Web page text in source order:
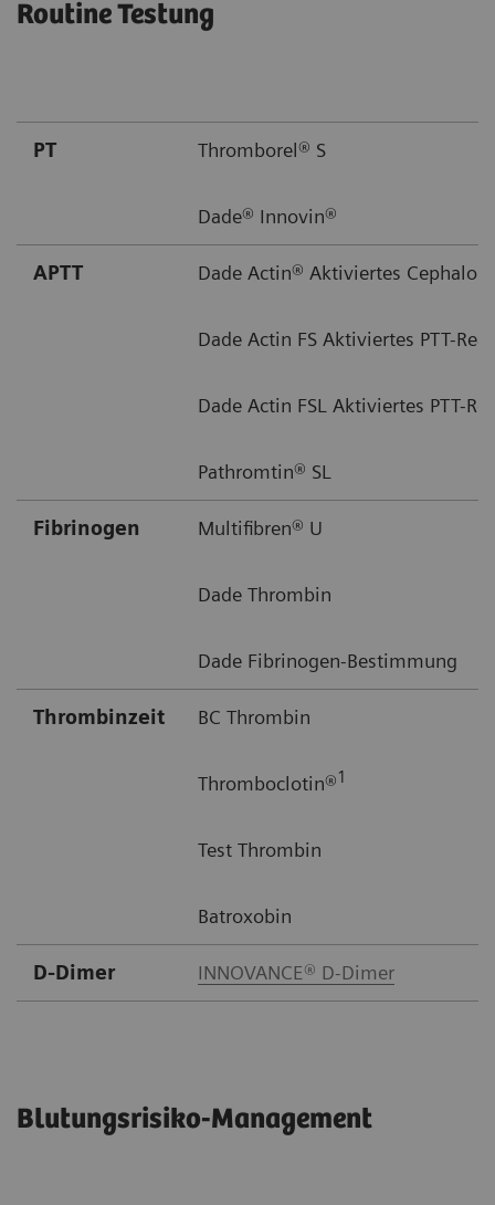
Routine Testung
PT Thromborel® S
Dade® Innovin®
APTT Dade Actin® Aktiviertes
Dade Actin FS Aktiviertes PTT-
Dade Actin FSL Aktiviertes PTT-
Pathromtin® SL
Fibrinogen Multifibren® U
Dade Thrombin
Dade Fibrinogen-Bestimmung
Thrombinzeit BC Thrombin
Thromboclotin®1
Test Thrombin
Batroxobin
D-Dimer INNOVANCE® D-Dimer
Blutungsrisiko-Management